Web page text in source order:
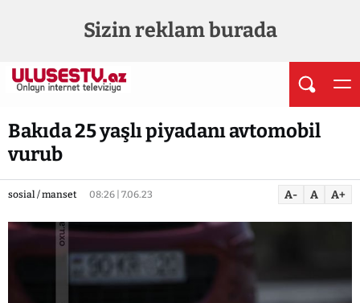
Sizin reklam burada
Bakıda 25 yaşlı piyadanı avtomobil
vurub
sosial / manset 08:26 | 7.06.23 A- A A+